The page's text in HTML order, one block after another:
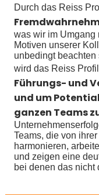
Durch das Reiss
was wir im Umgang
Motiven unserer
unbedingt
wird das Reiss
Führungs- und
und um
ganzen Teams
Teams, die von
harmonieren,
und zeigen eine
bei denen das nicht